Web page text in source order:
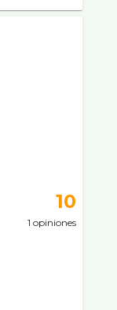
10
1 opiniones